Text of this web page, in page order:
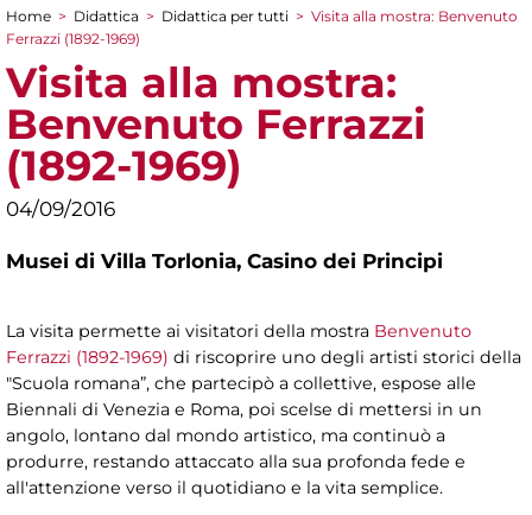
Tu sei qui
Home > Didattica > Didattica per tutti > Visita alla mostra: Benvenuto
Ferrazzi (1892-1969)
Visita alla mostra:
Benvenuto Ferrazzi
(1892-1969)
04/09/2016
Musei di Villa Torlonia, Casino dei Principi
La visita permette ai visitatori della mostra Benvenuto
Ferrazzi (1892-1969) di riscoprire uno degli artisti storici della
"Scuola romana”, che partecipò a collettive, espose alle
Biennali di Venezia e Roma, poi scelse di mettersi in un
angolo, lontano dal mondo artistico, ma continuò a
produrre, restando attaccato alla sua profonda fede e
all'attenzione verso il quotidiano e la vita semplice.